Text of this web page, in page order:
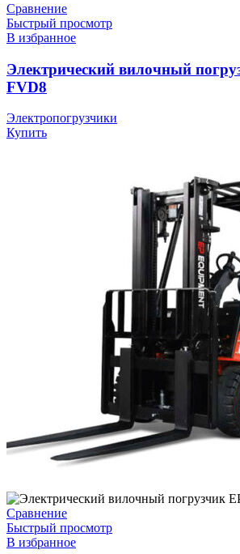
Сравнение
Быстрый просмотр
В избранное
Электрический вилочный
FVD8
Электропогрузчики
Купить
Сравнение
Быстрый просмотр
В избранное